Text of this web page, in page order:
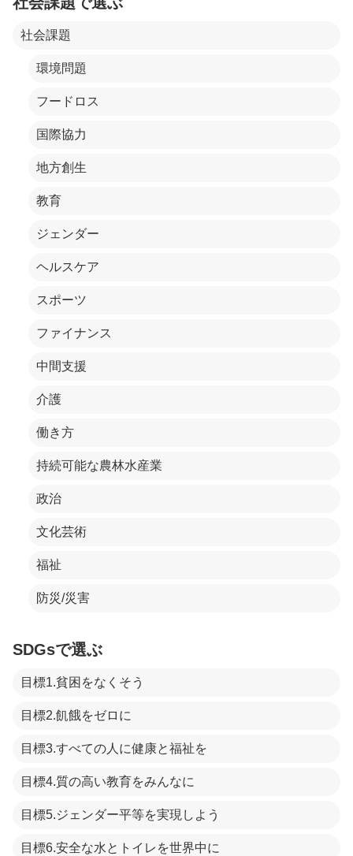
社会課題
環境問題
フードロス
国際協力
地方創生
教育
ジェンダー
ヘルスケア
スポーツ
ファイナンス
中間支援
介護
働き方
持続可能な農林水産業
政治
文化芸術
福祉
防災/災害
SDGsで選ぶ
目標1.貧困をなくそう
目標2.飢餓をゼロに
目標3.すべての人に健康と福祉を
目標4.質の高い教育をみんなに
目標5.ジェンダー平等を実現しよう
目標6.安全な水とトイレを世界中に